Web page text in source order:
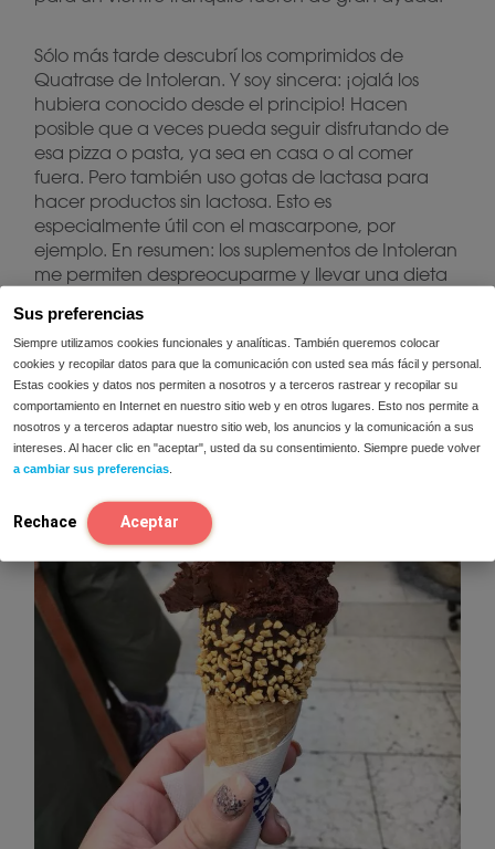
Sus preferencias
Siempre utilizamos cookies funcionales y analíticas. También queremos colocar
cookies y recopilar datos para que la comunicación con usted sea más fácil y personal.
Estas cookies y datos nos permiten a nosotros y a terceros rastrear y recopilar su
comportamiento en Internet en nuestro sitio web y en otros lugares. Esto nos permite a
nosotros y a terceros adaptar nuestro sitio web, los anuncios y la comunicación a sus
intereses. Al hacer clic en "aceptar", usted da su consentimiento. Siempre puede volver
a cambiar sus preferencias
Rechace Aceptar
Sólo más tarde descubrí los comprimidos de
Quatrase de Intoleran. Y soy sincera: ¡ojalá los
hubiera conocido desde el principio! Hacen
posible que a veces pueda seguir disfrutando de
esa pizza o pasta, ya sea en casa o al comer
fuera. Pero también uso gotas de lactasa para
hacer productos sin lactosa. Esto es
especialmente útil con el mascarpone, por
ejemplo. En resumen: los suplementos de Intoleran
me permiten despreocuparme y llevar una dieta
esa tranquilidad!